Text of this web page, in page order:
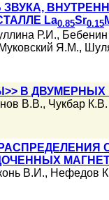
ЗВУКА,
La0.85Sr0.15
Р.И.,
Муковский Я.М.,
В
В.В., Чукбар К.В.
В.И., Нефедов